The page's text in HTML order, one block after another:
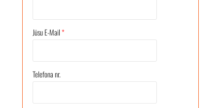
Jūsu E-Mail*
Telefona nr.